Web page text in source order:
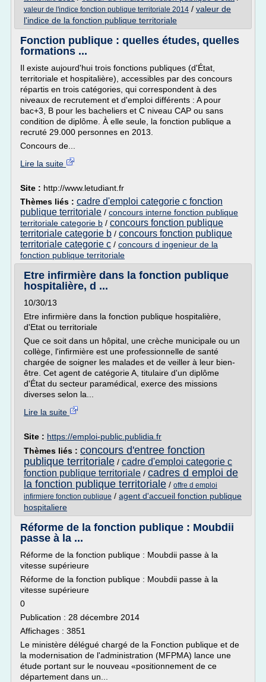
valeur de l'indice fonction publique territoriale 2014 / valeur de
l'indice de la fonction publique territoriale
Fonction publique : quelles études, quelles
formations ...
Il existe aujourd'hui trois fonctions publiques (d'État,
territoriale et hospitalière), accessibles par des concours
répartis en trois catégories, qui correspondent à des
niveaux de recrutement et d'emploi différents : A pour
bac+3, B pour les bacheliers et C niveau CAP ou sans
condition de diplôme. À elle seule, la fonction publique a
recruté 29.000 personnes en 2013.
Concours de...
Lire la suite
Site : http://www.letudiant.fr
Thèmes liés : cadre d'emploi categorie c fonction
publique territoriale / concours interne fonction publique
territoriale categorie b / concours fonction publique
territoriale categorie b / concours fonction publique
territoriale categorie c / concours d ingenieur de la
fonction publique territoriale
Etre infirmière dans la fonction publique
hospitalière, d ...
10/30/13
Etre infirmière dans la fonction publique hospitalière,
d'Etat ou territoriale
Que ce soit dans un hôpital, une crèche municipale ou un
collège, l'infirmière est une professionnelle de santé
chargée de soigner les malades et de veiller à leur bien-
être. Cet agent de catégorie A, titulaire d'un diplôme
d'État du secteur paramédical, exerce des missions
diverses selon la...
Lire la suite
Site : https://emploi-public.publidia.fr
Thèmes liés : concours d'entree fonction
publique territoriale / cadre d'emploi categorie c
fonction publique territoriale / cadres d emploi de
la fonction publique territoriale / offre d emploi
infirmiere fonction publique / agent d'accueil fonction publique
hospitaliere
Réforme de la fonction publique : Moubdii
passe à la ...
Réforme de la fonction publique : Moubdii passe à la
vitesse supérieure
Réforme de la fonction publique : Moubdii passe à la
vitesse supérieure
0
Publication : 28 décembre 2014
Affichages : 3851
Le ministère délégué chargé de la Fonction publique et de
la modernisation de l'administration (MFPMA) lance une
étude portant sur le nouveau «positionnement de ce
département dans un...